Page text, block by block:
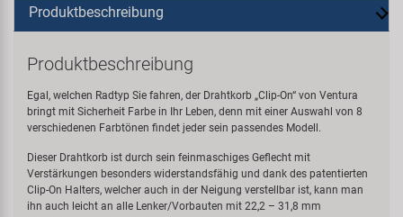
Produktbeschreibung
Produktbeschreibung
Egal, welchen Radtyp Sie fahren, der Drahtkorb „Clip-On“ von Ventura
bringt mit Sicherheit Farbe in Ihr Leben, denn mit einer Auswahl von 8
verschiedenen Farbtönen findet jeder sein passendes Modell.
Dieser Drahtkorb ist durch sein feinmaschiges Geflecht mit
Verstärkungen besonders widerstandsfähig und dank des patentierten
Clip-On Halters, welcher auch in der Neigung verstellbar ist, kann man
ihn auch leicht an alle Lenker/Vorbauten mit 22,2 – 31,8 mm